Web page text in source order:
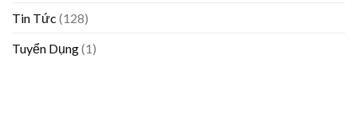
Tin Tức (128)
Tuyển Dụng(1)